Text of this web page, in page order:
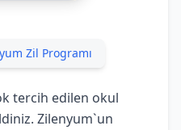
Zil Programı
tercih edilen okul
Zilenyum`un